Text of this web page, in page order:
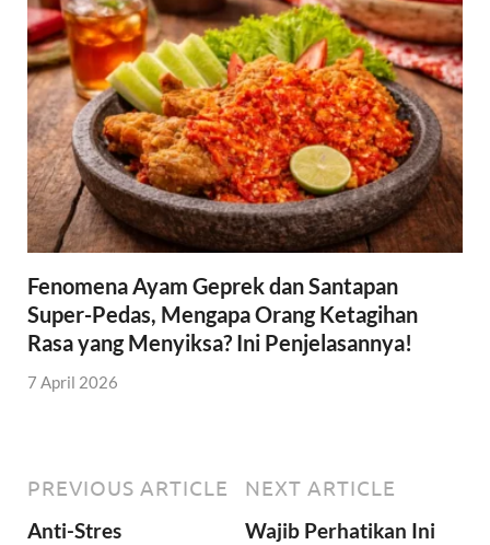
Fenomena Ayam Geprek dan Santapan
Super-Pedas, Mengapa Orang Ketagihan
Rasa yang Menyiksa? Ini Penjelasannya!
7 April 2026
PREVIOUS ARTICLE
Anti-Stres
NEXT ARTICLE
Wajib Perhatikan Ini